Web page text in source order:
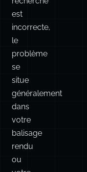
problème
se
situe
généralement
dans
votre
balisage
rendu
ou
votre
configuration
Pagefind,
pas